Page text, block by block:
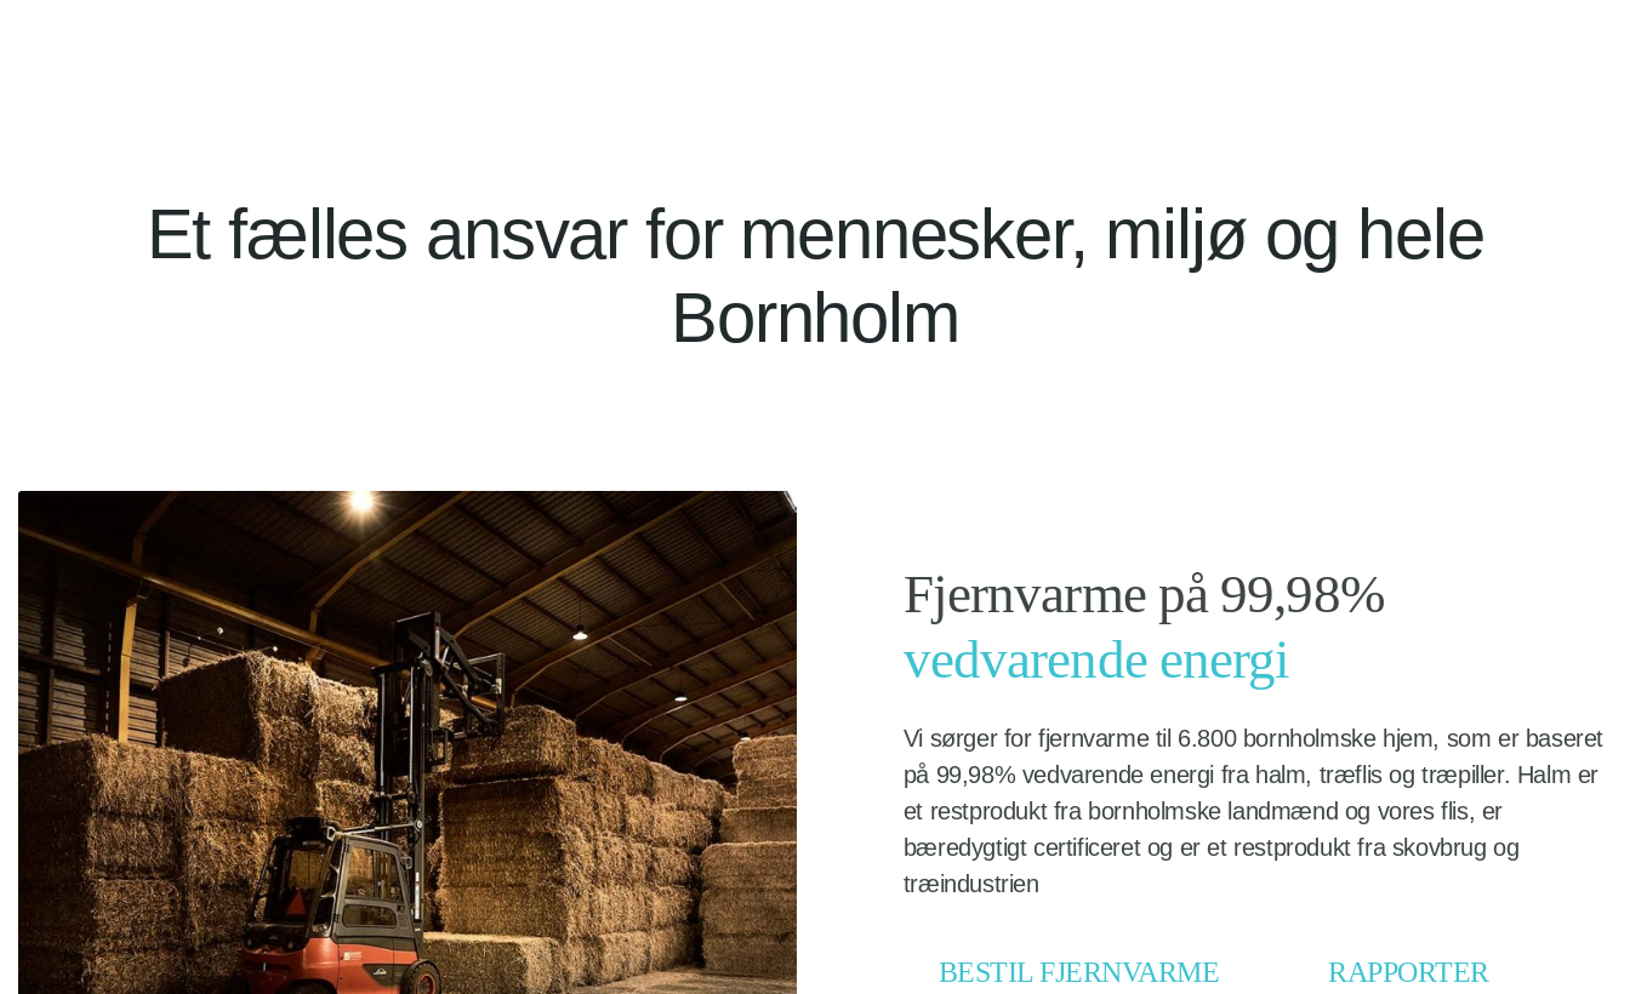
Et fælles ansvar for mennesker, miljø og hele
Bornholm
Fjernvarme på 99,98%
vedvarende energi
Vi sørger for fjernvarme til 6.800 bornholmske hjem, som er baseret
på 99,98% vedvarende energi fra halm, træflis og træpiller. Halm er
et restprodukt fra bornholmske landmænd og vores flis, er
bæredygtigt certificeret og er et restprodukt fra skovbrug og
træindustrien
BESTIL FJERNVARME RAPPORTER